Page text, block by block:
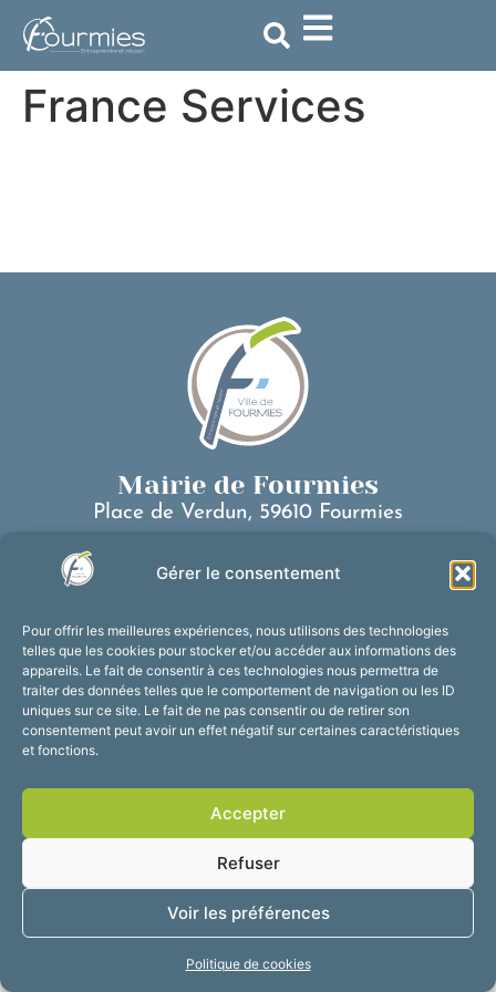
Gérer le consentement
Pour offrir les meilleures expériences, nous utilisons des technologies
telles que les cookies pour stocker et/ou accéder aux informations des
appareils. Le fait de consentir à ces technologies nous permettra de
traiter des données telles que le comportement de navigation ou les ID
uniques sur ce site. Le fait de ne pas consentir ou de retirer son
consentement peut avoir un effet négatif sur certaines caractéristiques
et fonctions.
Accepter
Refuser
Voir les préférences
Politique de cookies
principal
France Services
Mairie de Fourmies
Place de Verdun, 59610 Fourmies
Nous contacter
Du lundi au vendredi :
de 8h30 à 12h et de 13h30 à 17h30
Suivez-nous !
Mentions légales
Plan du site
Confidentialité
2025 © Propulsé par
Utopia